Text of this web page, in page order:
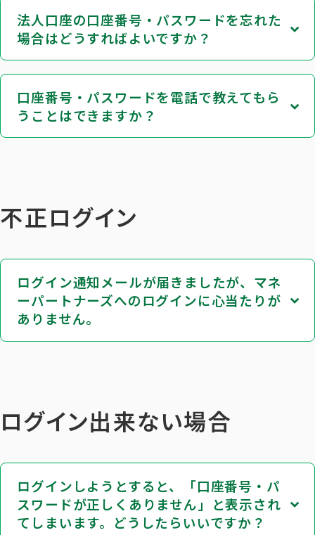
法人口座の口座番号・パスワードを忘れた
場合はどうすればよいですか？
口座番号・パスワードを電話で教えてもら
うことはできますか？
不正ログイン
ログイン通知メールが届きましたが、マネ
ーパートナーズへのログインに心当たりが
ありません。
ログイン出来ない場合
ログインしようとすると、「口座番号・パ
スワードが正しくありません」と表示され
てしまいます。どうしたらいいですか？